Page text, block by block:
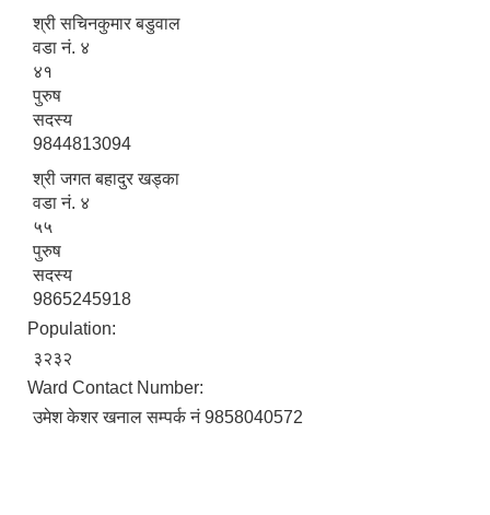
श्री सचिनकुमार बडुवाल
वडा नं. ४
४१
पुरुष
सदस्य
9844813094
श्री जगत बहादुर खड्का
वडा नं. ४
५५
पुरुष
सदस्य
9865245918
Population:
३२३२
Ward Contact Number:
उमेश केशर खनाल सम्पर्क नं 9858040572